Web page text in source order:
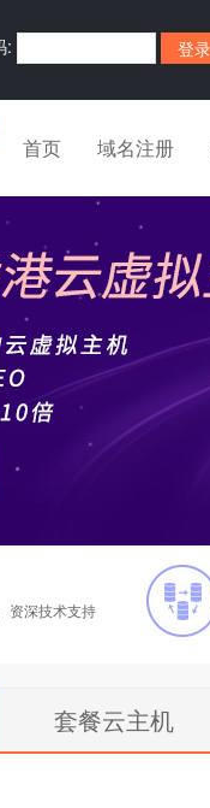
:
首页 域名注册
资深技术支持
套餐云主机